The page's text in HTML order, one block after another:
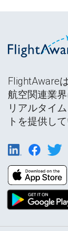
FlightAwareは
航空関連業
リアルタイ
トを提供して